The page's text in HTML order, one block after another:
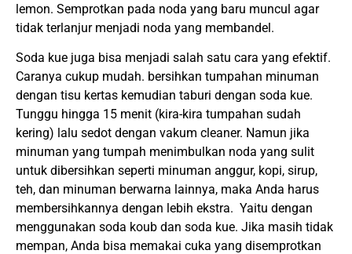
lemon. Semprotkan pada noda yang baru muncul agar
tidak terlanjur menjadi noda yang membandel.
Soda kue juga bisa menjadi salah satu cara yang efektif.
Caranya cukup mudah. bersihkan tumpahan minuman
dengan tisu kertas kemudian taburi dengan soda kue.
Tunggu hingga 15 menit (kira-kira tumpahan sudah
kering) lalu sedot dengan vakum cleaner. Namun jika
minuman yang tumpah menimbulkan noda yang sulit
untuk dibersihkan seperti minuman anggur, kopi, sirup,
teh, dan minuman berwarna lainnya, maka Anda harus
membersihkannya dengan lebih ekstra. Yaitu dengan
menggunakan soda koub dan soda kue. Jika masih tidak
mempan, Anda bisa memakai cuka yang disemprotkan